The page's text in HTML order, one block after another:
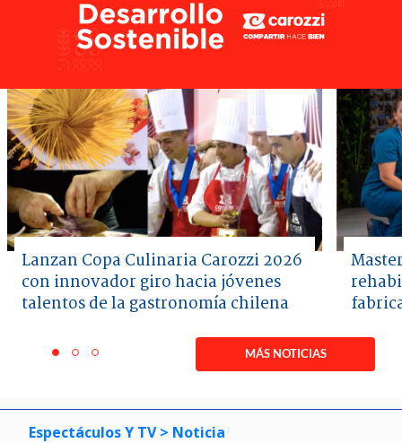
Lanzan Copa Culinaria Carozzi 2026
con innovador giro hacia jóvenes
talentos de la gastronomía chilena
itemitemitem
MÁS NOTICIAS
Espectáculos Y TV > Noticia